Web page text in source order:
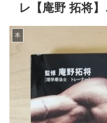
レ【庵野 拓将
本